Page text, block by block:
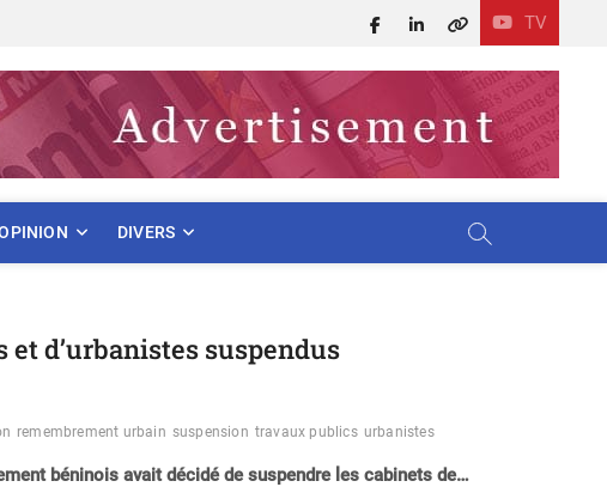
TV
Facebook
LinkedIn
X
DIVERS
d’urbanistes suspendus
remembrement urbain suspension travaux publics urbanistes
béninois avait décidé de suspendre les cabinets de…